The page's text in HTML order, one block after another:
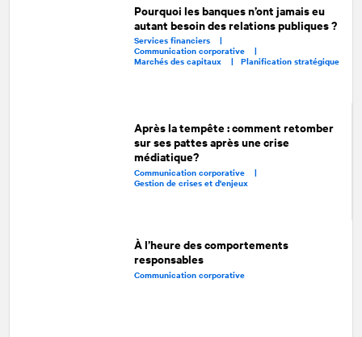
Pourquoi les banques n’ont jamais eu
autant besoin des relations publiques ?
Services financiers |
Communication corporative |
Marchés des capitaux |Planification stratégique
Après la tempête : comment retomber
sur ses pattes après une crise
médiatique?
Communication corporative |
Gestion de crises et d'enjeux
À l’heure des comportements
responsables
Communication corporative